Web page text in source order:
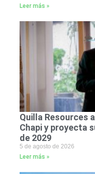
Leer más »
Quilla Resources
Chapi y proyecta
de 2029
5 de agosto de 2026
Leer más »